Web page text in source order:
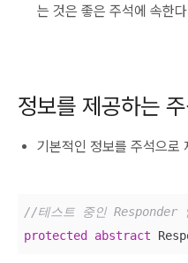
는 것은 좋은 주석에 속한
정보를 제공하는
기본적인 정보를 주석으로
//테스트 중인 Responder
protected abstract